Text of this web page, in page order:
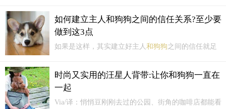
非常的警惕（你和狗狗的亲近度★）跟你不太熟狗狗
如果出现这种状况就意味着你们还不熟悉...
如何建立主人和狗狗之间的信任关系?至少要
做到这3点
如果是这样，其实建立好主人 和狗狗之间的信任就足
是护食、守护玩具等。如何建立主人
任关系？观察了解你的狗狗；用开心的事物强化你们
之间的关系；通过合作、克服恐惧的事物，真正建立
主人和狗狗...
时尚又实用的汪星人背带:让你和狗狗一直在
一起
Via/译：悄悄豆刚刚去过的公园、街角的咖啡店都能看